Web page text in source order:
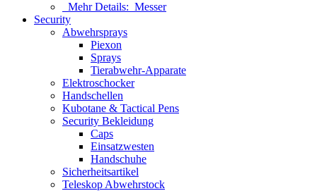
Mehr Details: Messer
Security
Abwehrsprays
Piexon
Sprays
Tierabwehr-Apparate
Elektroschocker
Handschellen
Kubotane & Tactical Pens
Security Bekleidung
Caps
Einsatzwesten
Handschuhe
Sicherheitsartikel
Teleskop Abwehrstock